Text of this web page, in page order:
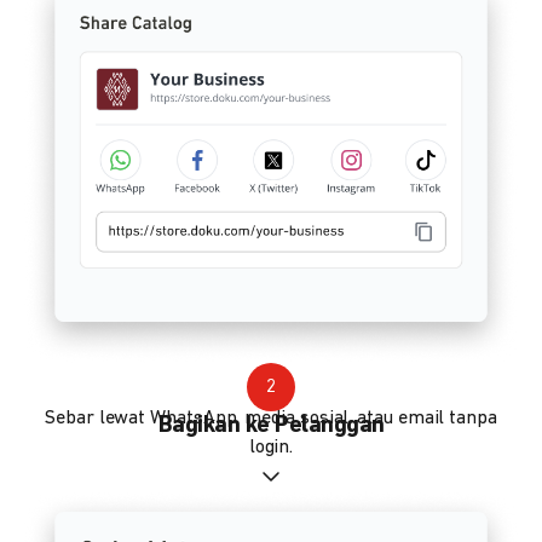
2
Bagikan ke Pelanggan
Sebar lewat WhatsApp, media sosial, atau email tanpa
login.